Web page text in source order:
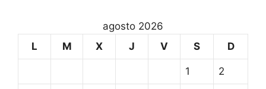
agosto 2026
L
M X J V S D
1 2